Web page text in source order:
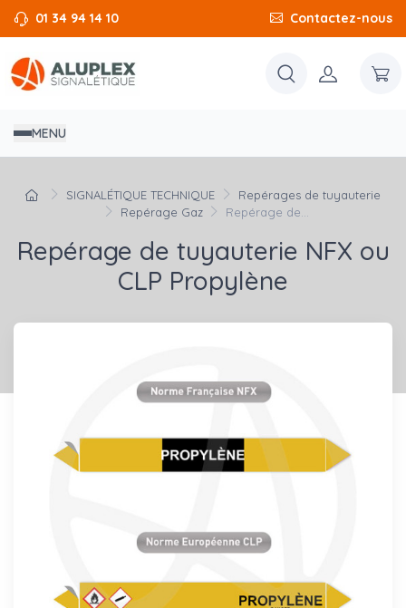
01 34 94 14 10 Contactez-nous
MENU
SIGNALÉTIQUE TECHNIQUE
Repérages de tuyauterie
Repérage Gaz
Repérage de...
Repérage de tuyauterie NFX ou
CLP Propylène